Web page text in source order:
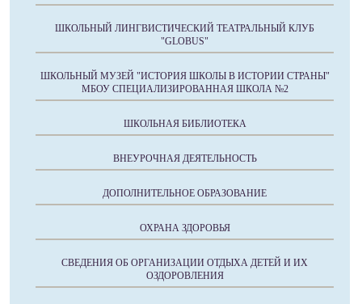
ШКОЛЬНЫЙ ЛИНГВИСТИЧЕСКИЙ ТЕАТРАЛЬНЫЙ КЛУБ
"GLOBUS"
ШКОЛЬНЫЙ МУЗЕЙ "ИСТОРИЯ ШКОЛЫ В ИСТОРИИ СТРАНЫ"
МБОУ СПЕЦИАЛИЗИРОВАННАЯ ШКОЛА №2
ШКОЛЬНАЯ БИБЛИОТЕКА
ВНЕУРОЧНАЯ ДЕЯТЕЛЬНОСТЬ
ДОПОЛНИТЕЛЬНОЕ ОБРАЗОВАНИЕ
ОХРАНА ЗДОРОВЬЯ
СВЕДЕНИЯ ОБ ОРГАНИЗАЦИИ ОТДЫХА ДЕТЕЙ И ИХ
ОЗДОРОВЛЕНИЯ